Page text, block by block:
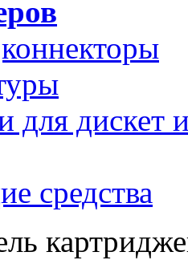
для дискет
средства